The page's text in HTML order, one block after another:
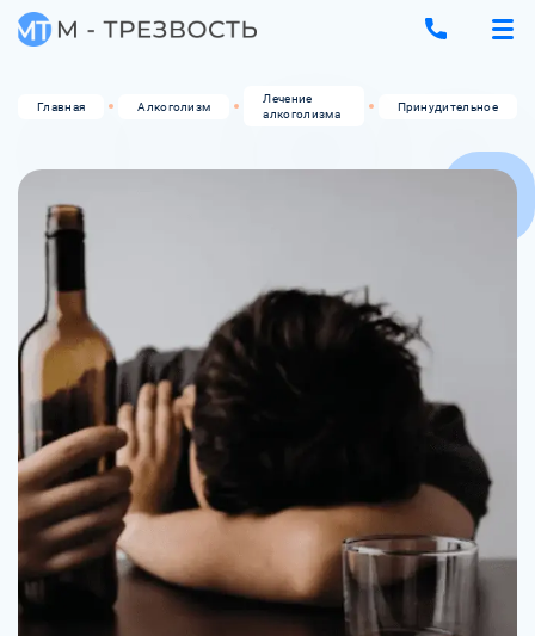
Главная Алкоголизм
Лечение
алкоголизма
Принудительное